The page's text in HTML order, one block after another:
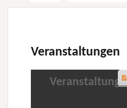
Veranstaltungen